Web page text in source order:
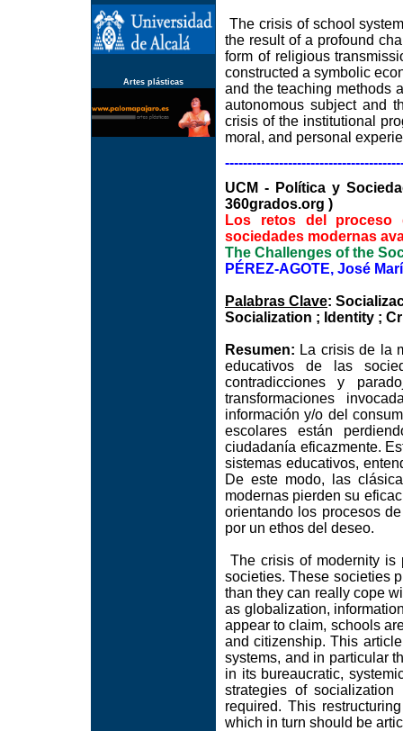
Artes plásticas
The crisis of school
the result of a profound
form of religious
constructed a symbolic
and the teaching methods
autonomous subject and
crisis of the institutional
moral, and personal
UCM - Política y
360grados.org )
Los retos del proceso
sociedades modernas
The Challenges of the
PÉREZ-AGOTE, José
Palabras Clave:
Socialization ; Identity ;
Resumen: La crisis de la
educativos de las
contradicciones y
transformaciones
información y/o del
escolares están
ciudadanía eficazmente.
sistemas educativos,
De este modo, las
modernas pierden su
orientando los procesos
por un ethos del deseo.
The crisis of modernity is
societies. These societies
than they can really cope
as globalization,
appear to claim, schools
and citizenship. This
systems, and in particular
in its bureaucratic,
strategies of
required. This
which in turn should be